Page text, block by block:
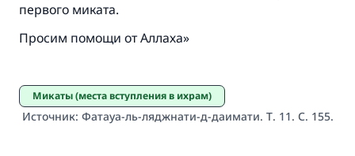
первого миката.
Просим помощи от Аллаха»
Микаты (места вступления в ихрам)
Источник: Фатауа-ль-ляджнати-д-даимати. Т. 11. С. 155.
Помогите нам предоставить ответы Умме
Посланник Аллаха, мир ему и
же награда как и совершившему его»
(МУСЛИМ, № 1893).